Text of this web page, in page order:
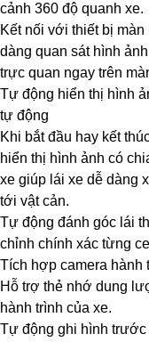
cảnh 360 độ quanh xe.
Kết nối với thiết bị
dàng quan sát hình
trực quan ngay trên
Tự động hiển thị hình
tự động
Khi bắt đầu hay kết
hiển thị hình ảnh có
xe giúp lái xe dễ dàng
tới vật cản.
Tự động đánh góc lái
chỉnh chính xác từng
Tích hợp camera hành
Hỗ trợ thẻ nhớ dung
hành trình của xe.
Tự động ghi hình trước